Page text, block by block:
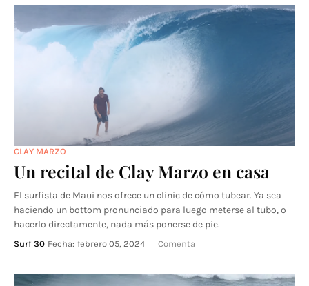
CLAY MARZO
Un recital de Clay Marzo en casa
El surfista de Maui nos ofrece un clinic de cómo tubear. Ya sea
haciendo un bottom pronunciado para luego meterse al tubo, o
hacerlo directamente, nada más ponerse de pie.
Surf 30 Fecha: febrero 05, 2024 Comenta